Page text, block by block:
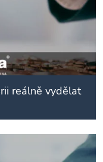
reálně vydělat